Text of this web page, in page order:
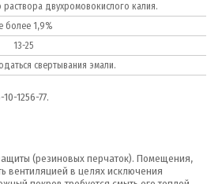
двухромовокислого калия.
более 1,9%
13-25
свертывания эмали.
1256-77.
(резиновых перчаток). Помещения,
вентиляцией в целях исключения